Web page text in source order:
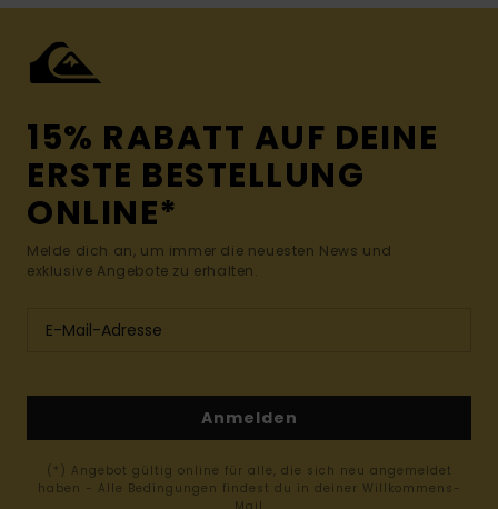
15% RABATT AUF DEINE
ERSTE BESTELLUNG
ONLINE*
Melde dich an, um immer die neuesten News und
exklusive Angebote zu erhalten.
Anmelden
(*) Angebot gültig online für alle, die sich neu angemeldet
haben - Alle Bedingungen findest du in deiner Willkommens-